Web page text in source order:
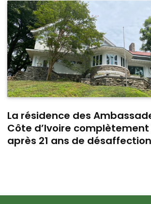
La résidence des
Côte d’Ivoire
après 21 ans de désaffection